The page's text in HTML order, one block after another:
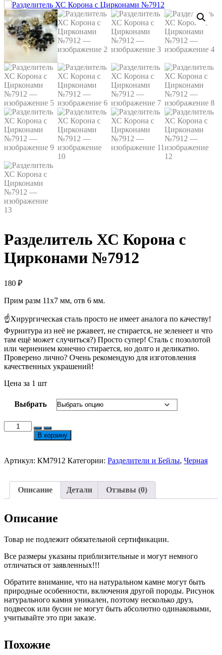
Разделитель ХС Корона с
Цирконами №7912
180 ₽
Прим разм 11х7 мм, отв 6 мм.
☝Хирургическая сталь просто не имеет аналога по качеству!
Фурнитура из неё не ржавеет, не стирается, не зеленеет и что
там ещё может случиться?) Просто супер! Сталь с позолотой
или чернением конечно стирается, но долго и деликатно.
Проверено лично? Очень рекомендую для изготовления
качественных украшений!
Цена за 1 шт
Выбрать
Количество
товара
Разделитель
Корона
№7912
В корзину
Артикул: КМ7912 Категории: Разделители и Бейлы, Черная
Описание Детали Отзывы (0)
Описание
Товар не подлежит обязательной сертификации.
Все размеры указаны приблизительные и могут немного
отличаться от заявленных!!!
Обратите внимание, что на натуральном камне могут быть
природные особенности, включения другой породы. Рисунок
натурального камня уникален, поэтому несколько друз,
подвесок или бусин не могут быть абсолютно одинаковыми,
учитывайте это при заказе.
Похожие